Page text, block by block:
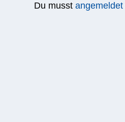
Du musstangemeldet